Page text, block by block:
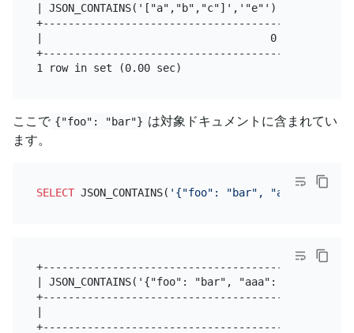
| JSON_CONTAINS('["a","b","c"]','"e"') |
+--------------------------------------+
|                                    0 |
+--------------------------------------+
ここで {"foo": "bar"} は対象ドキュメントに含まれてい
ます。
SELECT JSON_CONTAINS( '{"foo": "bar", "aaa": 5}'
| JSON_CONTAINS('{"foo": "bar", "aaa":